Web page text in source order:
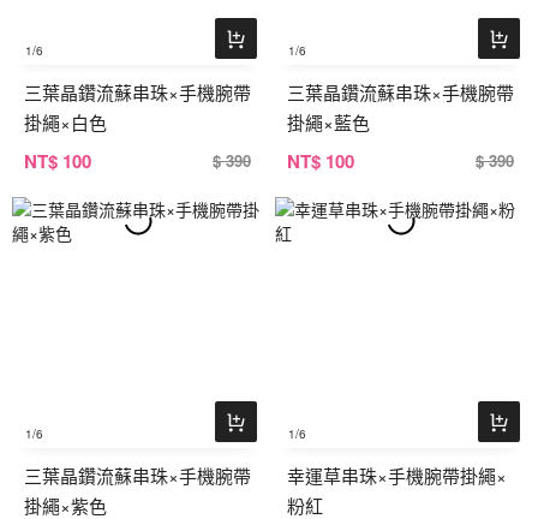
1/6
三葉晶鑽流蘇串珠×手機腕帶
掛繩×白色
NT$ 100 $ 390
1/6
三葉晶鑽流蘇串珠×手機腕帶
掛繩×藍色
NT$ 100 $ 390
1/6
三葉晶鑽流蘇串珠×手機腕帶
掛繩×紫色
1/6
幸運草串珠×手機腕帶掛繩×
粉紅